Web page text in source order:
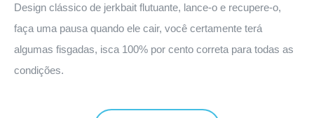
Design clássico de jerkbait flutuante, lance-o e recupere-o,
faça uma pausa quando ele cair, você certamente terá
algumas fisgadas, isca 100% por cento correta para todas as
condições.